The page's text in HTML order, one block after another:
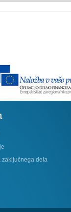
zaključnega dela